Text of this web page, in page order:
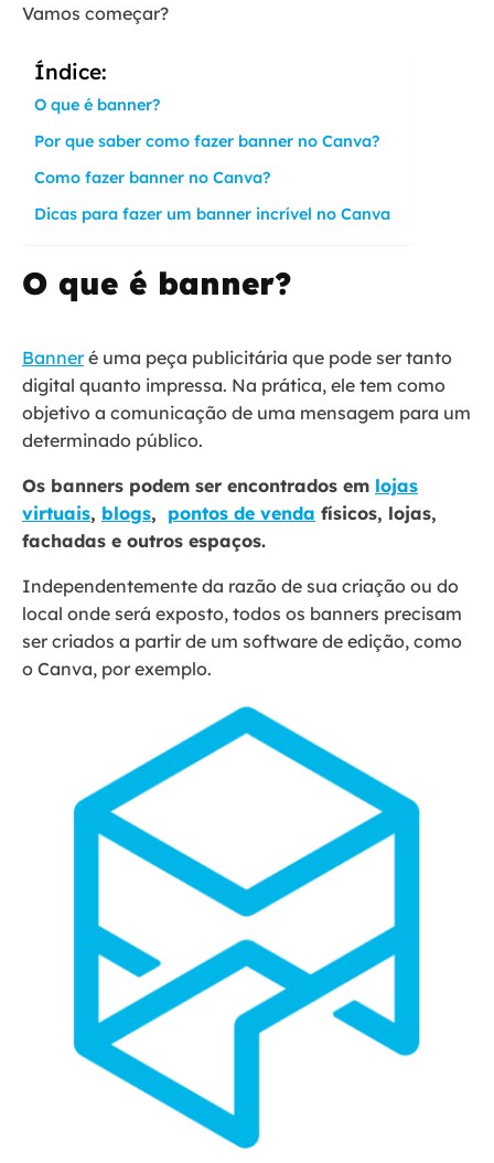
Vamos começar?
Índice:
O que é banner?
Por que saber como fazer banner no Canva?
Como fazer banner no Canva?
Dicas para fazer um banner incrível no Canva
O que é banner?
Banneré uma peça publicitária que pode ser tanto
digital quanto impressa. Na prática, ele tem como
objetivo a comunicação de uma mensagem para um
determinado público.
Os banners podem ser encontrados em lojas
virtuais, blogs, pontos de venda físicos, lojas,
fachadas e outros espaços.
Independentemente da razão de sua criação ou do
local onde será exposto, todos os banners precisam
ser criados a partir de um software de edição, como
o Canva, por exemplo.